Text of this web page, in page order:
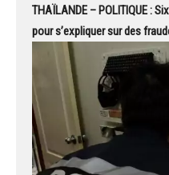
THAÏLANDE – POLITIQUE :
pour s’expliquer sur des